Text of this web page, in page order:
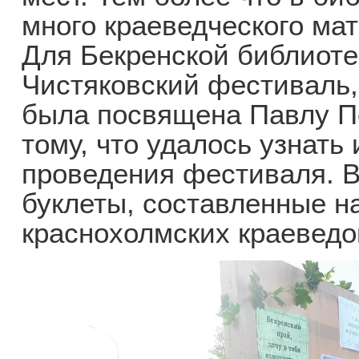
много краеведческого
Для Бекренской
Чистяковский
была посвящена Павлу
тому, что удалось узнать
проведения фестиваля.
буклеты, составленные
краснохолмских